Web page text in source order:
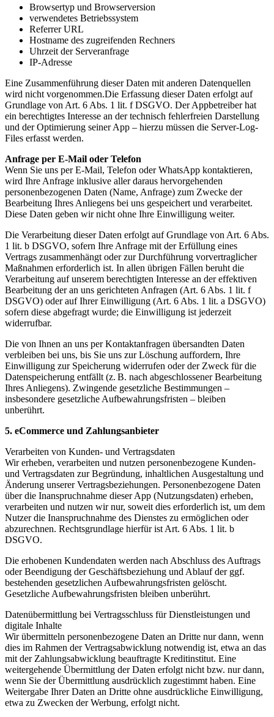
Browsertyp und Browserversion
verwendetes Betriebssystem
Referrer URL
Hostname des zugreifenden Rechners
Uhrzeit der Serveranfrage
IP-Adresse
Eine Zusammenführung dieser Daten mit anderen Datenquellen
wird nicht vorgenommen.Die Erfassung dieser Daten erfolgt auf
Grundlage von Art. 6 Abs. 1 lit. f DSGVO. Der Appbetreiber hat
ein berechtigtes Interesse an der technisch fehlerfreien Darstellung
und der Optimierung seiner App – hierzu müssen die Server-Log-
Files erfasst werden.
Anfrage per E-Mail oder Telefon
Wenn Sie uns per E-Mail, Telefon oder WhatsApp kontaktieren,
wird Ihre Anfrage inklusive aller daraus hervorgehenden
personenbezogenen Daten (Name, Anfrage) zum Zwecke der
Bearbeitung Ihres Anliegens bei uns gespeichert und verarbeitet.
Diese Daten geben wir nicht ohne Ihre Einwilligung weiter.
Die Verarbeitung dieser Daten erfolgt auf Grundlage von Art. 6 Abs.
1 lit. b DSGVO, sofern Ihre Anfrage mit der Erfüllung eines
Vertrags zusammenhängt oder zur Durchführung vorvertraglicher
Maßnahmen erforderlich ist. In allen übrigen Fällen beruht die
Verarbeitung auf unserem berechtigten Interesse an der effektiven
Bearbeitung der an uns gerichteten Anfragen (Art. 6 Abs. 1 lit. f
DSGVO) oder auf Ihrer Einwilligung (Art. 6 Abs. 1 lit. a DSGVO)
sofern diese abgefragt wurde; die Einwilligung ist jederzeit
widerrufbar.
Die von Ihnen an uns per Kontaktanfragen übersandten Daten
verbleiben bei uns, bis Sie uns zur Löschung auffordern, Ihre
Einwilligung zur Speicherung widerrufen oder der Zweck für die
Datenspeicherung entfällt (z. B. nach abgeschlossener Bearbeitung
Ihres Anliegens). Zwingende gesetzliche Bestimmungen –
insbesondere gesetzliche Aufbewahrungsfristen – bleiben
unberührt.
5. eCommerce und Zahlungsanbieter
Verarbeiten von Kunden- und Vertragsdaten
Wir erheben, verarbeiten und nutzen personenbezogene Kunden-
und Vertragsdaten zur Begründung, inhaltlichen Ausgestaltung und
Änderung unserer Vertragsbeziehungen. Personenbezogene Daten
über die Inanspruchnahme dieser App (Nutzungsdaten) erheben,
verarbeiten und nutzen wir nur, soweit dies erforderlich ist, um dem
Nutzer die Inanspruchnahme des Dienstes zu ermöglichen oder
abzurechnen. Rechtsgrundlage hierfür ist Art. 6 Abs. 1 lit. b
DSGVO.
Die erhobenen Kundendaten werden nach Abschluss des Auftrags
oder Beendigung der Geschäftsbeziehung und Ablauf der ggf.
bestehenden gesetzlichen Aufbewahrungsfristen gelöscht.
Gesetzliche Aufbewahrungsfristen bleiben unberührt.
Datenübermittlung bei Vertragsschluss für Dienstleistungen und
digitale Inhalte
Wir übermitteln personenbezogene Daten an Dritte nur dann, wenn
dies im Rahmen der Vertragsabwicklung notwendig ist, etwa an das
mit der Zahlungsabwicklung beauftragte Kreditinstitut. Eine
weitergehende Übermittlung der Daten erfolgt nicht bzw. nur dann,
wenn Sie der Übermittlung ausdrücklich zugestimmt haben. Eine
Weitergabe Ihrer Daten an Dritte ohne ausdrückliche Einwilligung,
etwa zu Zwecken der Werbung, erfolgt nicht.